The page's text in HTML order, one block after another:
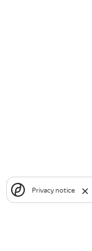
Privacy notice